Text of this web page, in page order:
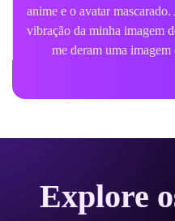
anime e o avatar
vibração da minha imagem
me deram uma
Explore